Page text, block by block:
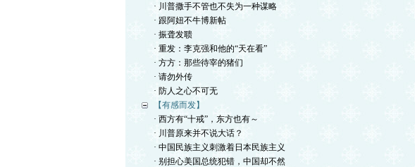
· 川普撒手不管也不失为一种谋略
· 跟阿妞不牛博新帖
· 振聋发聩
· 重发：李克强和他的“天在看”
· 方方：那些待宰的猪们
· 请勿外传
· 防人之心不可无
【有感而发】
· 西方有“十戒”，东方也有～
· 川普原来并不说大话？
· 中国民族主义刺激着日本民族主义
· 别担心美国总统犯错，中国却不然